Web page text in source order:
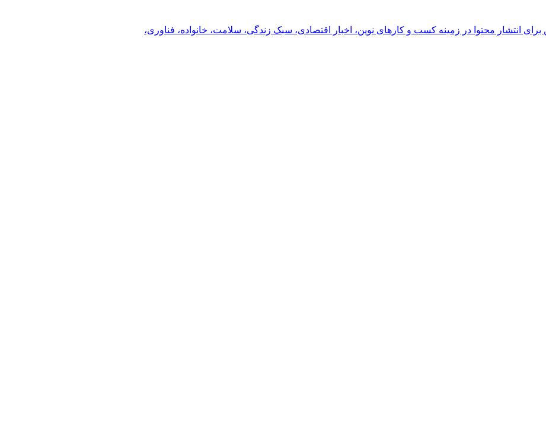
انتشار محتوا در زمینه کسب و کارهای نوین، اخبار اقتصادی، سبک زندگی، سلامت، خانواده، فناوری،